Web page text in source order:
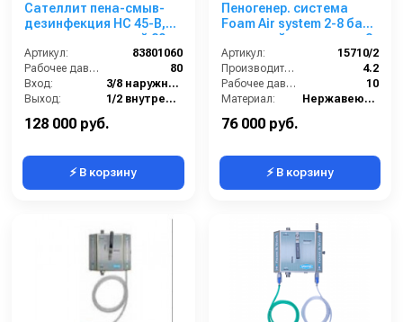
Сателлит пена-смыв-
дезинфекция HC 45-B,
централизованный 80
бар, вход 3/8 ш, выход
1/2 г
Артикул:
83801060
Рабочее давление (бар):
80
Вход:
3/8 наружняя резьба
Выход:
1/2 внутренняя резьба
128 000 руб.
⚡ В корзину
Пеногенер. система
Foam Air system 2-8 бар,
с подачей воздуха, на 2
ср-ва с аксесс.
Артикул:
15710/2
Производительность (л/мин):
4.2
Рабочее давление (бар):
10
Материал:
Нержавеющая сталь
76 000 руб.
⚡ В корзину